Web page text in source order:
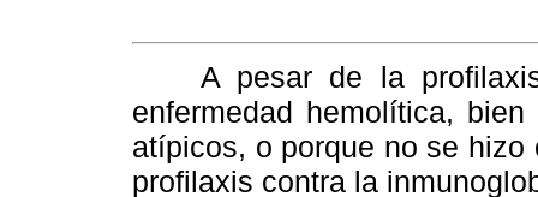
A pesar de la profilaxis,
enfermedad hemolítica,
atípicos, o porque no se
profilaxis contra la